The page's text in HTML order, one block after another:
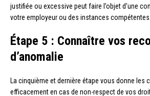
justifiée ou excessive peut faire l’objet d’une
votre employeur ou des instances compétentes.
Étape 5 : Connaître vos
d’anomalie
La cinquième et dernière étape vous donne les
efficacement en cas de non-respect de vos